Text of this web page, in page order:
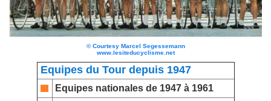
©Courtesy Marcel Segessemann
www.lesiteducyclisme.net
Equipes du Tour depuis 1947
Equipes nationalesde 1947 à 1961